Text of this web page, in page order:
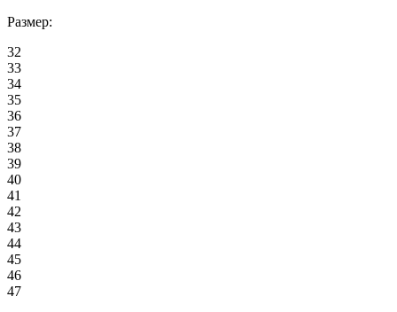
Размер:
32
33
34
35
36
37
38
39
40
41
42
43
44
45
46
47